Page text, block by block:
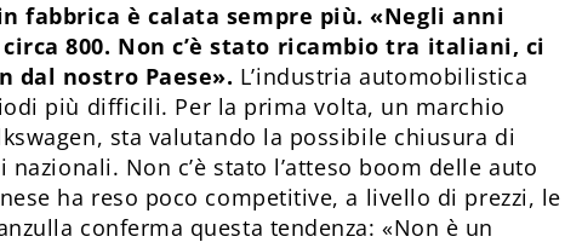
fabbrica è calata sempre più. «Negli anni
800. Non c’è stato ricambio tra italiani, ci
dal nostro Paese». L’industria automobilistica
più difficili. Per la prima volta, un marchio
sta valutando la possibile chiusura di
Non c’è stato l’atteso boom delle auto
ha reso poco competitive, a livello di prezzi, le
conferma questa tendenza: «Non è un